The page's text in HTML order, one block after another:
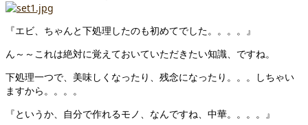
『エビ、ちゃんと下処理したのも初めてでした。。。。』
ん～～これは絶対に覚えておいていただきたい知識、ですね。
下処理一つで、美味しくなったり、残念になったり。。。しちゃい
ますから。。。。
『というか、自分で作れるモノ、なんですね、中華。。。。』